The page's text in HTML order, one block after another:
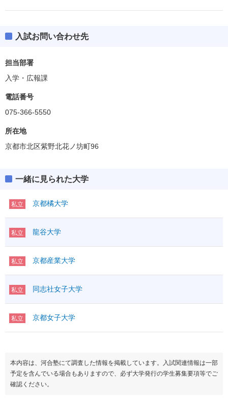
偏差値
教育学部
偏差値
仏教学部
偏差値
歴史学部
偏差値 42.5～45.0
社会福祉学部
偏差値 40.0
保健医療技術学部
看護学部
偏差値 47.5
入試お問い合わせ先
担当部署
入学・広報課
電話番号
075-366-5550
所在地
京都市北区紫野北花ノ坊町96
一緒に見られた大学
私立 京都橘大学
私立 龍谷大学
私立 京都産業大学
私立 同志社女子大学
私立 京都女子大学
本内容は、河合塾にて調査した情報を掲載しています。入試関連情報は一部
予定を含んでいる場合もありますので、必ず大学発行の学生募集要項等でご
確認ください。